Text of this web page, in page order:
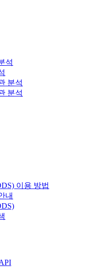
석
분석
분석
이용 방법
내